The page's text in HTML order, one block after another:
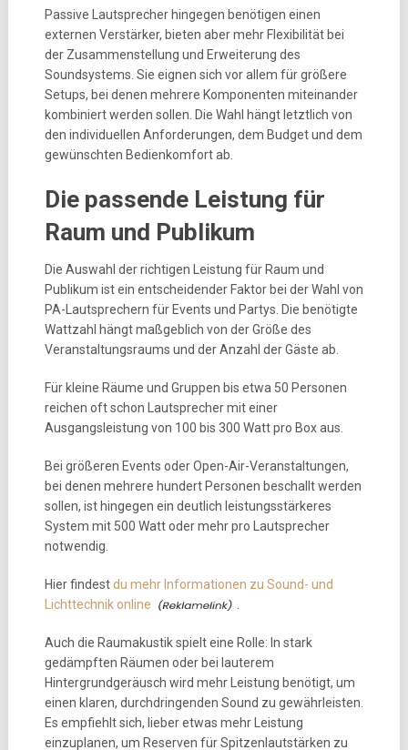
Passive Lautsprecher hingegen benötigen einen
externen Verstärker, bieten aber mehr Flexibilität bei
der Zusammenstellung und Erweiterung des
Soundsystems. Sie eignen sich vor allem für größere
Setups, bei denen mehrere Komponenten miteinander
kombiniert werden sollen. Die Wahl hängt letztlich von
den individuellen Anforderungen, dem Budget und dem
gewünschten Bedienkomfort ab.
Die passende Leistung für
Raum und Publikum
Die Auswahl der richtigen Leistung für Raum und
Publikum ist ein entscheidender Faktor bei der Wahl von
PA-Lautsprechern für Events und Partys. Die benötigte
Wattzahl hängt maßgeblich von der Größe des
Veranstaltungsraums und der Anzahl der Gäste ab.
Für kleine Räume und Gruppen bis etwa 50 Personen
reichen oft schon Lautsprecher mit einer
Ausgangsleistung von 100 bis 300 Watt pro Box aus.
Bei größeren Events oder Open-Air-Veranstaltungen,
bei denen mehrere hundert Personen beschallt werden
sollen, ist hingegen ein deutlich leistungsstärkeres
System mit 500 Watt oder mehr pro Lautsprecher
notwendig.
Hier findestdu mehr Informationen zu Sound- und
Lichttechnik online
Auch die Raumakustik spielt eine Rolle: In stark
gedämpften Räumen oder bei lauterem
Hintergrundgeräusch wird mehr Leistung benötigt, um
einen klaren, durchdringenden Sound zu gewährleisten.
Es empfiehlt sich, lieber etwas mehr Leistung
einzuplanen, um Reserven für Spitzenlautstärken zu